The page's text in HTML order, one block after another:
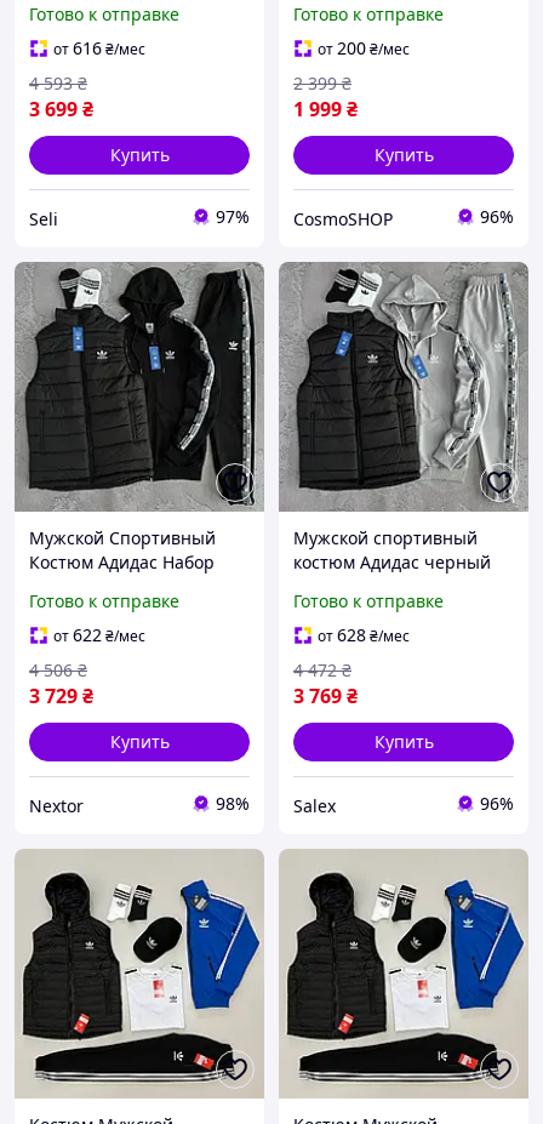
застежкоймолнией серые
штаны с лампасами
Adidas Seli Чоловічий
спортивний костюм
Готово к отправке
от616₴/мес
3 699₴
4 593 ₴
Купить
Seli 97%
комплект Костюм +
жилетка Стильный
костюм и жилет Адидас
Готово к отправке
от200₴/мес
1 999₴
2 399 ₴
Купить
CosmoSHOP 96%
Мужской Спортивный
Костюм Адидас Набор
С Лампасами Черный
Adidas Nextor Чоловічий
Спортивний Костюм
Адідас
Готово к отправке
от622₴/мес
3 729₴
4 506 ₴
Купить
Nextor 98%
Мужской спортивный
костюм Адидас черный
застежкоймолнией серые
штаны с лампасами
Adidas Salex Чоловічий
спортивний костюм
Готово к отправке
от628₴/мес
3 769₴
4 472 ₴
Купить
Salex 96%